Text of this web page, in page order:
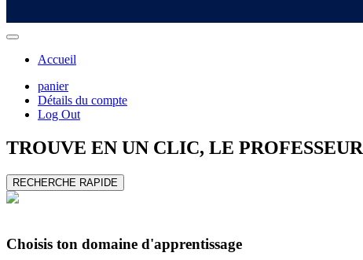
Accueil
panier
Détails du compte
Log Out
TROUVE EN UN CLIC, LE PROFESSEUR
RECHERCHE RAPIDE
Choisis ton domaine d'apprentissage